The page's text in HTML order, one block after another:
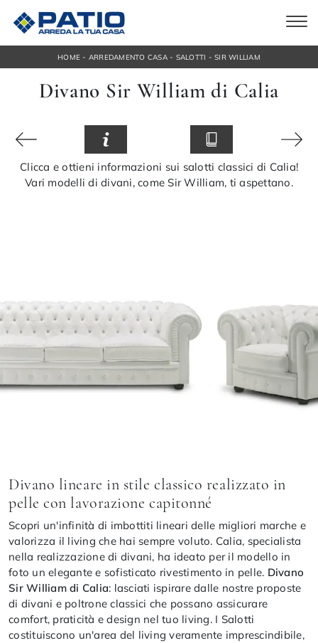
HOME - ARREDAMENTO CASA- SALOTTI -SIR WILLIAM
Divano Sir William di Calia
Clicca e ottieni informazioni sui salotti classici di Calia!
Vari modelli di divani, come Sir William, ti aspettano.
Divano lineare in stile classico realizzato in
pelle con lavorazione capitonné
Scopri un'infinità di imbottiti lineari delle migliori marche e
valorizza il living che hai sempre voluto. Calia, specialista
nella realizzazione di divani, ha ideato per il modello in
foto un elegante e sofisticato rivestimento in pelle. Divano
Sir William di Calia: lasciati ispirare dalle nostre proposte
di divani e poltrone classici che possano assicurare
comfort, praticità e design nel tuo living. I Salotti
costituiscono un'area del living veramente imprescindibile,